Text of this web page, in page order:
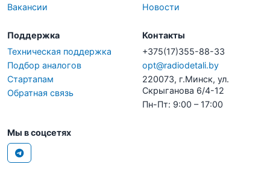
Вакансии
Новости
Поддержка
Техническая поддержка
Подбор аналогов
Стартапам
Обратная связь
Контакты
+375(17)355-88-33
opt@radiodetali.by
220073, г.Минск, ул.
Скрыганова 6/4-12
Пн-Пт: 9:00 – 17:00
Мы в соцсетях